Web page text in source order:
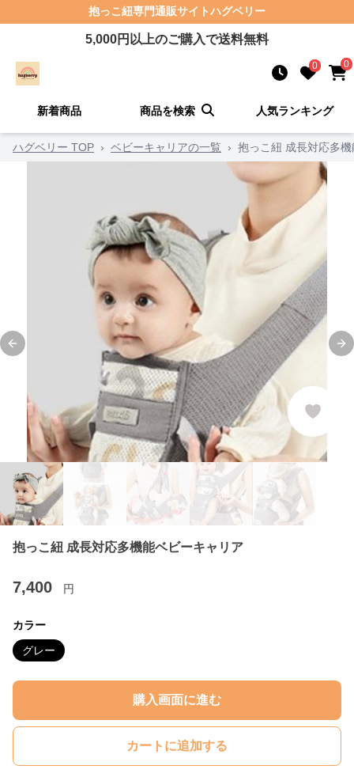
抱っこ紐専門通販サイトハグベリー
5,000円以上のご購入で送料無料
0 0
新着商品 商品を検索 人気ランキング
ハグベリー TOP › ベビーキャリアの一覧 › 抱っこ紐 成長対応多
Previous slide
抱っこ紐 成長対応多機能ベビーキャリア
7,400 円
カラー
グレー
購入画面に進む
カートに追加する